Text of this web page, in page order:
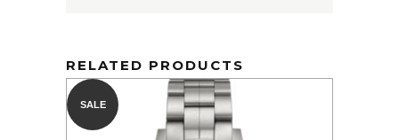
RELATED PRODUCTS
SALE